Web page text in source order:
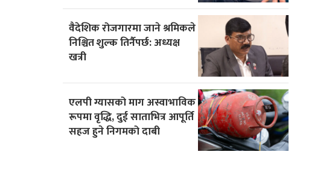
वैदेशिक रोजगारमा जाने श्रमिकले
निश्चित शुल्क तिर्नैपर्छ: अध्यक्ष
खत्री
एलपी ग्यासको माग अस्वाभाविक
रूपमा वृद्धि, दुई साताभित्र आपूर्ति
सहज हुने निगमको दाबी